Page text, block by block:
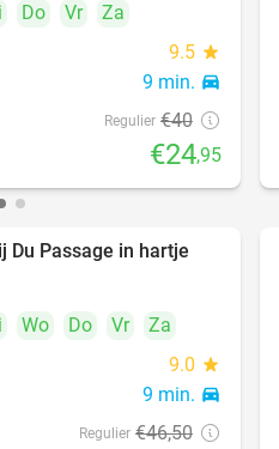
Do Vr
Za
9.5 star
9 min. directions_car
Regulier €40
€24,95
47%
Du Passage in hartje
Wo Do Vr
Za
9.0 star
9 min. directions_car
Regulier €46,50